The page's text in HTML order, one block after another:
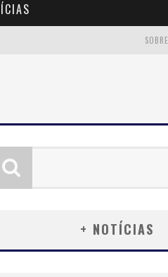
SOBRE
+ NOTÍCIAS